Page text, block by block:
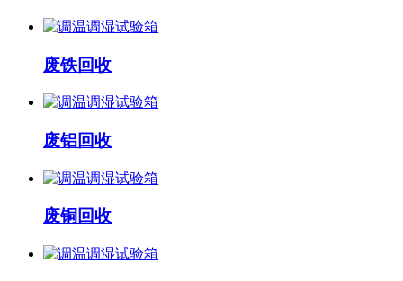
废铁回收
废铝回收
废铜回收